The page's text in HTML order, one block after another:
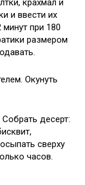
крахмал и
и ввести их
при 180
размером
Окунуть
десерт:
сверху
часов.